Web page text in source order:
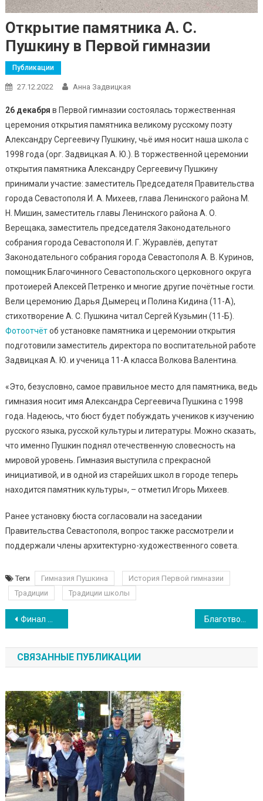
Открытие памятника А. С.
Пушкину в Первой гимназии
Публикации
27.12.2022 Анна Задвицкая
26 декабря в Первой гимназии состоялась торжественная
церемония открытия памятника великому русскому поэту
Александру Сергеевичу Пушкину, чьё имя носит наша школа с
1998 года (орг. Задвицкая А. Ю.). В торжественной церемонии
открытия памятника Александру Сергеевичу Пушкину
принимали участие: заместитель Председателя Правительства
города Севастополя И. А. Михеев, глава Ленинского района М.
Н. Мишин, заместитель главы Ленинского района А. О.
Верещака, заместитель председателя Законодательного
собрания города Севастополя И. Г. Журавлёв, депутат
Законодательного собрания города Севастополя А. В. Куринов,
помощник Благочинного Севастопольского церковного округа
протоиерей Алексей Петренко и многие другие почётные гости.
Вели церемонию Дарья Дымерец и Полина Кидина (11-А),
стихотворение А. С. Пушкина читал Сергей Кузьмин (11-Б).
Фотоотчётоб установке памятника и церемонии открытия
подготовили заместитель директора по воспитательной работе
Задвицкая А. Ю. и ученица 11-А класса Волкова Валентина.
«Это, безусловно, самое правильное место для памятника, ведь
гимназия носит имя Александра Сергеевича Пушкина с 1998
года. Надеюсь, что бюст будет побуждать учеников к изучению
русского языка, русской культуры и литературы. Можно сказать,
что именно Пушкин поднял отечественную словесность на
мировой уровень. Гимназия выступила с прекрасной
инициативой, и в одной из старейших школ в городе теперь
находится памятник культуры», – отметил Игорь Михеев.
Ранее установку бюста согласовали на заседании
Правительства Севастополя, вопрос также рассмотрели и
поддержали члены архитектурно-художественного совета.
Теги Гимназия Пушкина
История Первой гимназии
Традиции
Традиции школы
Навигация по записям
Финал фестиваля талантов – 10-11 классы
СВЯЗАННЫЕ ПУБЛИКАЦИИ